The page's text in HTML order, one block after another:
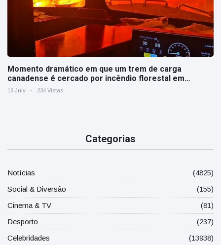
Momento dramático em que um trem de carga
canadense é cercado por incêndio florestal em
Ontário
16 July 234 Vistas
Categorias
Notícias
(4825)
Social & Diversão
(155)
Cinema & TV
(81)
Desporto
(237)
Celebridades
(13938)